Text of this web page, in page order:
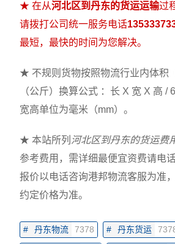
★ 在从河北区到丹东的货运运输过
请拨打公司统一服务电话
最短，最快的时间为您解决。
★ 不规则货物按照物流行业内体积
（公斤）换算公式 ：长 X 宽 X 高 /
宽高单位为毫米（mm）。
★ 本站所列 河北区到丹东的货运费
参考费用，需详细最便宜资费请电
报价以电话咨询港邦物流客服为准
约定价格为准。
# 丹东物流 7378 # 丹东货运